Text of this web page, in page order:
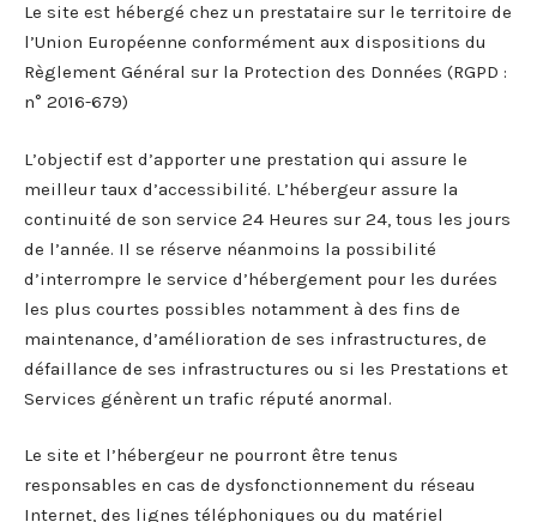
Le site est hébergé chez un prestataire sur le territoire de
l’Union Européenne conformément aux dispositions du
Règlement Général sur la Protection des Données (RGPD :
n° 2016-679)
L’objectif est d’apporter une prestation qui assure le
meilleur taux d’accessibilité. L’hébergeur assure la
continuité de son service 24 Heures sur 24, tous les jours
de l’année. Il se réserve néanmoins la possibilité
d’interrompre le service d’hébergement pour les durées
les plus courtes possibles notamment à des fins de
maintenance, d’amélioration de ses infrastructures, de
défaillance de ses infrastructures ou si les Prestations et
Services génèrent un trafic réputé anormal.
Le site et l’hébergeur ne pourront être tenus
responsables en cas de dysfonctionnement du réseau
Internet, des lignes téléphoniques ou du matériel